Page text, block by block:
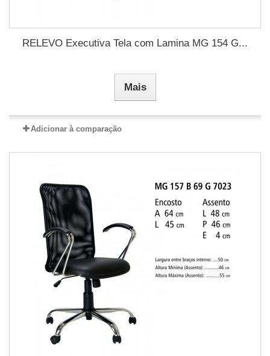
RELEVO Executiva Tela com Lamina MG 154 G...
Mais
Adicionar à comparação